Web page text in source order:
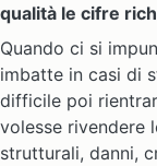
qualità le cifre
Quando ci si
imbatte in casi di
difficile poi
volesse rivendere
strutturali, danni,